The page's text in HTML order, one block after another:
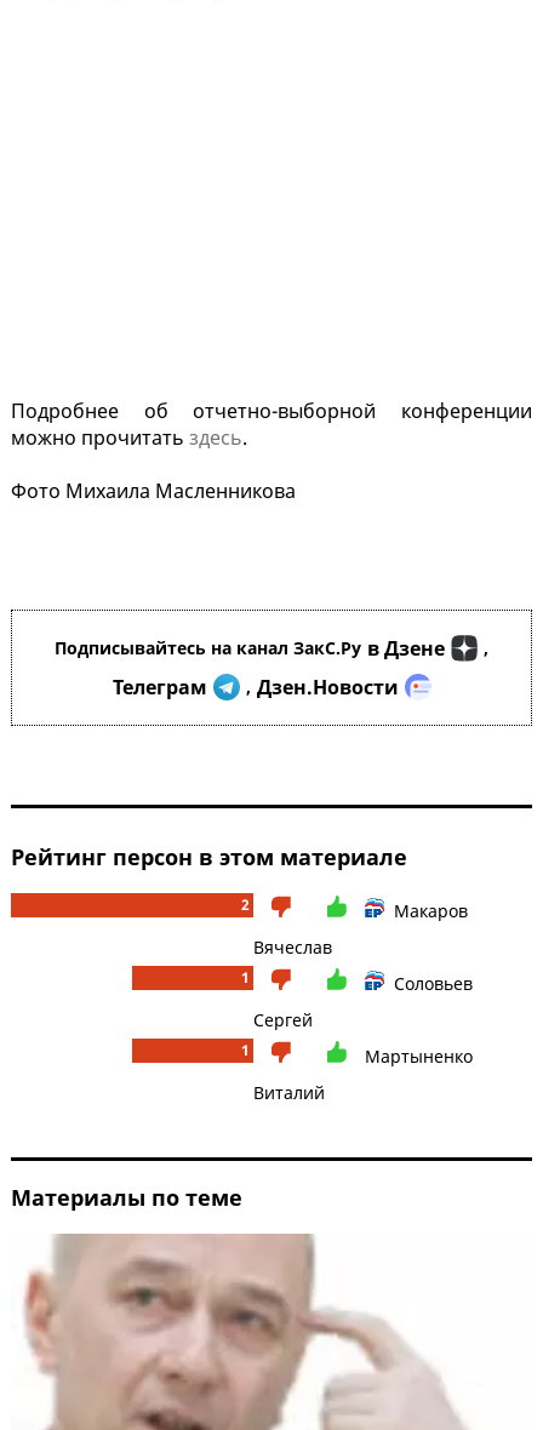
Подробнее об отчетно-выборной конференции
можно прочитать здесь.
Фото Михаила Масленникова
Подписывайтесь на канал ЗакС.Ру в Дзене ,
Телеграм , Дзен.Новости
Рейтинг персон в этом материале
2
Макаров
Вячеслав
1
Соловьев
Сергей
1
Мартыненко
Виталий
Материалы по теме